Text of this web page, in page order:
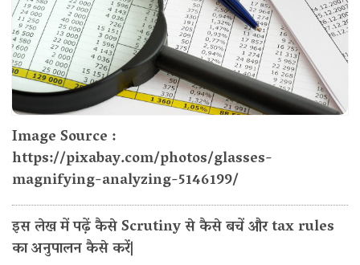
Image Source :
https://pixabay.com/photos/glasses-
magnifying-analyzing-5146199/
इस लेख में पढ़ें कैसे Scrutiny से कैसे बचें और tax rules
का अनुपालन कैसे करें|